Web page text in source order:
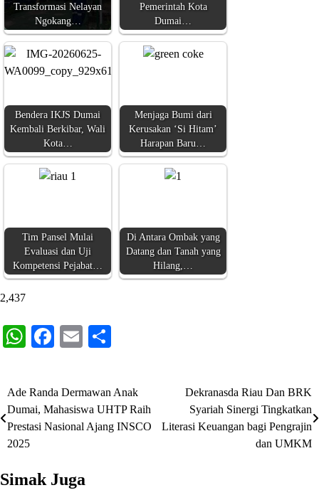
Transformasi Nelayan
Ngokang…
Pemerintah Kota
Dumai…
Bendera IKJS Dumai
Kembali Berkibar, Wali
Kota…
Menjaga Bumi dari
Kerusakan ‘Si Hitam’
Harapan Baru…
Tim Pansel Mulai
Evaluasi dan Uji
Kompetensi Pejabat…
Di Antara Ombak yang
Datang dan Tanah yang
Hilang,…
2,437
WhatsApp
Facebook
Email
Navigasi
pos
Ade Randa Dermawan Anak
Dumai, Mahasiswa UHTP Raih
Prestasi Nasional Ajang INSCO
2025
Dekranasda Riau Dan BRK
Syariah Sinergi Tingkatkan
Literasi Keuangan bagi Pengrajin
dan UMKM
Simak Juga